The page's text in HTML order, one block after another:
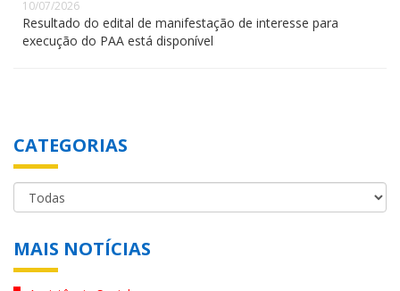
10/07/2026
Resultado do edital de manifestação de interesse para
execução do PAA está disponível
CATEGORIAS
MAIS NOTÍCIAS